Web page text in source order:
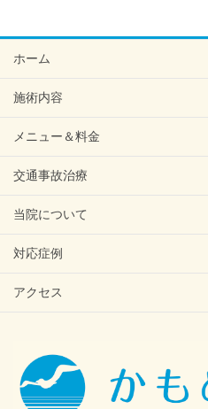
ホーム
施術内容
メニュー＆料金
交通事故治療
当院について
対応症例
アクセス